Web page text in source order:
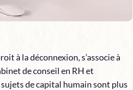
à la déconnexion, s’associe à
de conseil en RH et
de capital humain sont plus